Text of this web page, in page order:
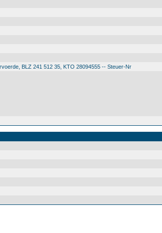
BLZ 241 512 35, KTO 28094555 -- Steuer-Nr